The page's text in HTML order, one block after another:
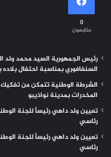
0
متابعون
رئيس الجمهورية السيد محمد ولد
السنغافوري بمناسبة احتفال
الشرطة الوطنية تتمكن من
المخدرات بمدينة نواذيبو
تعيين ولد داهي رئيساً للجنة
رئاسي
تعيين ولد داهي رئيساً للجنة
رئاسي